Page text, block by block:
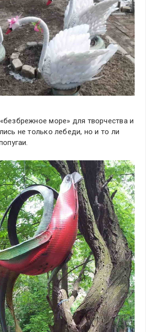
море» для творчества и
не только лебеди, но и то ли